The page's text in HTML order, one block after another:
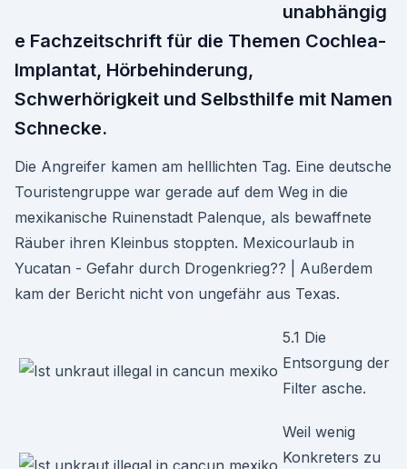
unabhängig
e Fachzeitschrift für die Themen Cochlea-
Implantat, Hörbehinderung,
Schwerhörigkeit und Selbsthilfe mit Namen
Schnecke.
Die Angreifer kamen am helllichten Tag. Eine deutsche
Touristengruppe war gerade auf dem Weg in die
mexikanische Ruinenstadt Palenque, als bewaffnete
Räuber ihren Kleinbus stoppten. Mexicourlaub in
Yucatan - Gefahr durch Drogenkrieg?? | Außerdem
kam der Bericht nicht von ungefähr aus Texas.
5.1 Die
Entsorgung der
Filter asche.
Weil wenig
Konkreters zu